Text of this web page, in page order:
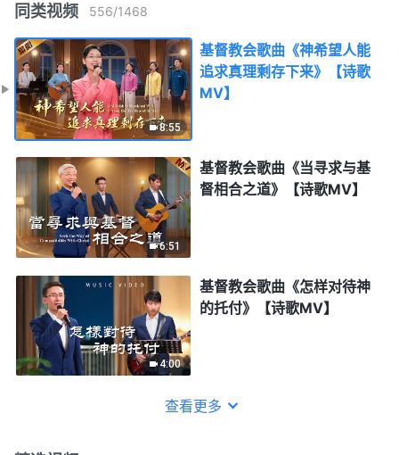
同类视频 556/1468
8:55
基督教会歌曲《神希望人能
追求真理剩存下来》【诗歌
MV】
6:51
基督教会歌曲《当寻求与基
督相合之道》【诗歌MV】
4:00
基督教会歌曲《怎样对待神
的托付》【诗歌MV】
查看更多